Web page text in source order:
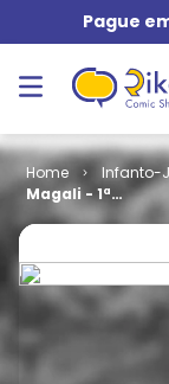
Pague
Infanto-
Magali - 1ª
Série # 044